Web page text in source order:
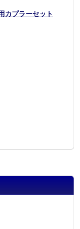
プラーセット